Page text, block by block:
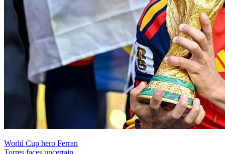
World Cup hero Ferran
Torres faces uncertain